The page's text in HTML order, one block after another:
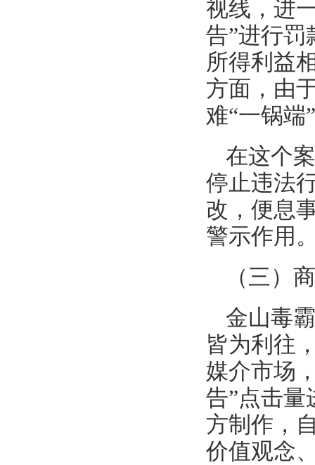
视线，进
告”进行罚
所得利益
方面，由
难“一锅端
在这个
停止违法
改，便息
警示作用
（三）
金山毒
皆为利往
媒介市场
告”点击量
方制作，
价值观念